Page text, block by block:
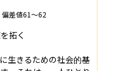
偏差値61〜62
拓く
生きるための社会的基